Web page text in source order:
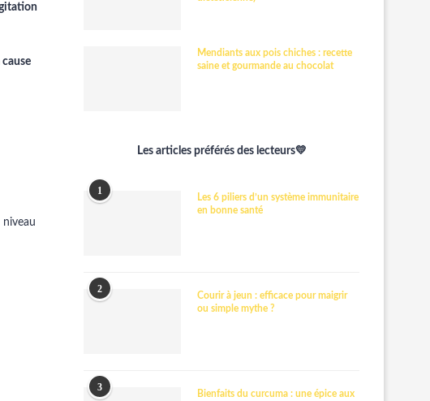
niveau
Mendiants aux pois chiches : recette
saine et gourmande au chocolat
Les articles préférés des lecteurs💛
1
Les 6 piliers d’un système immunitaire
en bonne santé
2
Courir à jeun : efficace pour maigrir
ou simple mythe ?
3
Bienfaits du curcuma : une épice aux